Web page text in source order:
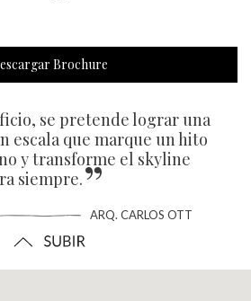
Brochure
se pretende lograr una
escala que marque un hito
y transforme el skyline
siempre.”
ARQ. CARLOS OTT